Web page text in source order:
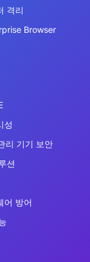
격리
Browser
성
리 기기 보안
션
어 방어